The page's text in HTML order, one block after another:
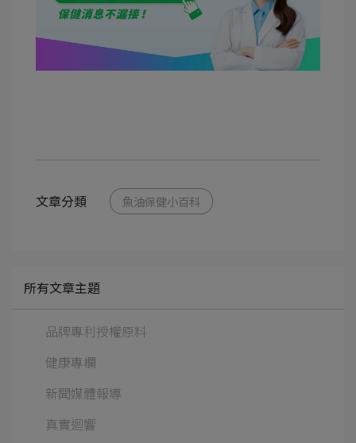
文章分類 魚油保健小百科
所有文章主題
品牌專利授權原料
健康專欄
新聞媒體報導
真實迴響